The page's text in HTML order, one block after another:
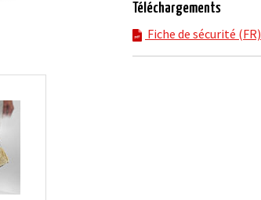
Téléchargements
Fiche de sécurité (FR)